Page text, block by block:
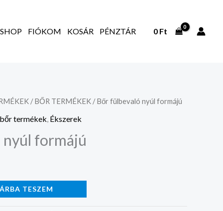
FIÓKOM KOSÁR PÉNZTÁR 0 Ft
/BŐR TERMÉKEK / Bőr fülbevaló nyúl formájú
termékek, Ékszerek
formájú
TESZEM